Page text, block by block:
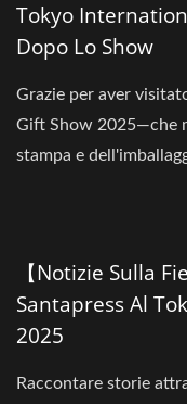
Tokyo
Dopo Lo Show
Grazie per aver
Gift Show 2025—che
stampa e
【Notizie Sulla
Santapress Al
2025
Raccontare storie